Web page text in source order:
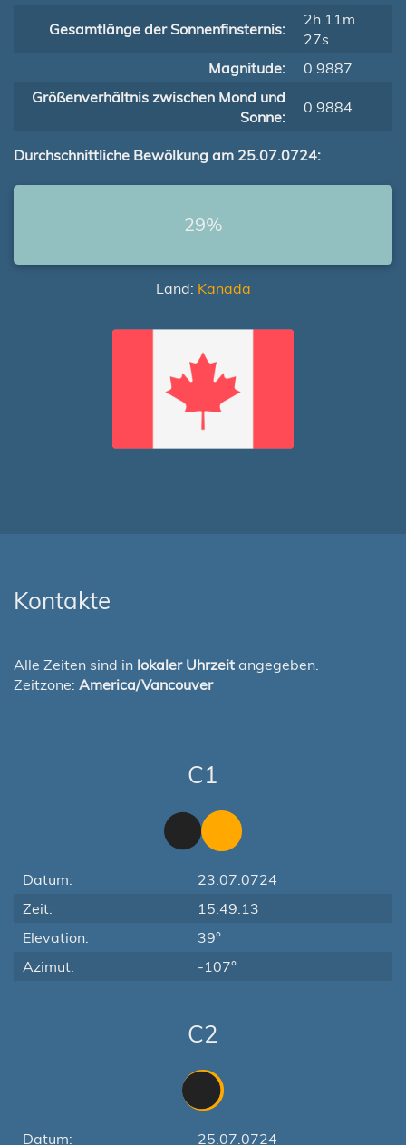
Gesamtlänge der Sonnenfinsternis:
2h 11m
27s
Magnitude:
0.9887
Größenverhältnis zwischen Mond und
Sonne:
0.9884
Durchschnittliche Bewölkung am 25.07.0724:
29%
Land: Kanada
Kontakte
Alle Zeiten sind in lokaler Uhrzeit angegeben.
Zeitzone: America/Vancouver
C1
Datum:
23.07.0724
Zeit:
15:49:13
Elevation:
39°
Azimut:
-107°
C2
Datum: 25.07.0724